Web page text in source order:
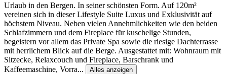
Urlaub in den Bergen. In seiner schönsten Form. Auf 120m²
vereinen sich in dieser Lifestyle Suite Luxus und Exklusivität auf
höchstem Niveau. Neben vielen Annehmlichkeiten wie den beiden
Schlafzimmern und dem Fireplace für kuschelige Stunden,
begeistern vor allem das Private Spa sowie die riesige Dachterrasse
mit herrlichem Blick auf die Berge. Ausgestattet mit: Wohnraum mit
Sitzecke, Relaxcouch und Fireplace, Barschrank und
Kaffeemaschine, Vorra... Alles anzeigen